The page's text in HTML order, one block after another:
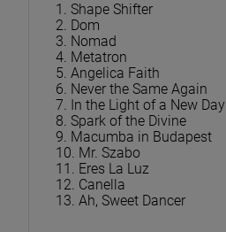
1. Shape Shifter
2. Dom
3. Nomad
4. Metatron
5. Angelica Faith
6. Never the Same Again
7. In the Light of a New Day
8. Spark of the Divine
9. Macumba in Budapest
10. Mr. Szabo
11. Eres La Luz
12. Canella
13. Ah, Sweet Dancer